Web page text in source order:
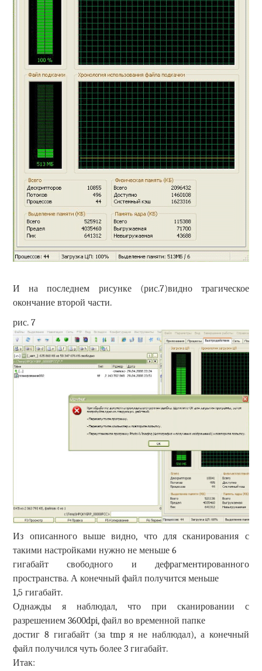
И на последнем рисунке (рис.7)видно трагическое
окончание второй части.
рис. 7
Из описанного выше видно, что для сканирования с
такими настройками нужно не меньше 6
гигабайт свободного и дефрагментированного
пространства. А конечный файл получится меньше
1,5 гигабайт.
Однажды я наблюдал, что при сканировании с
разрешением 3600dpi, файл во временной папке
достиг 8 гигабайт (за tmp я не наблюдал), а конечный
файл получился чуть более 3 гигабайт.
Итак: